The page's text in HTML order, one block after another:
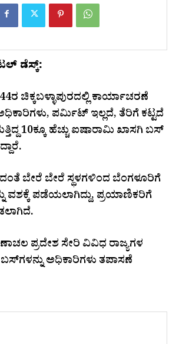
ಡೆಸ್ಕ್:
ಚಿಕ್ಕಬಳ್ಳಾಪುರದಲ್ಲಿ ಕಾರ್ಯಾಚರಣೆ
ಪರ್ಮಿಟ್ ಇಲ್ಲದೆ, ತೆರಿಗೆ ಕಟ್ಟದೆ
10ಕ್ಕೂ ಹೆಚ್ಚು ಐಷಾರಾಮಿ ಖಾಸಗಿ ಬಸ್​
ಬೇರೆ ಬೇರೆ ಸ್ಥಳಗಳಿಂದ ಬೆಂಗಳೂರಿಗೆ
ವಶಕ್ಕೆ ಪಡೆಯಲಾಗಿದ್ದು, ಪ್ರಯಾಣಿಕರಿಗೆ
ಪ್ರದೇಶ ಸೇರಿ ವಿವಿಧ ರಾಜ್ಯಗಳ
ಅಧಿಕಾರಿಗಳು ತಪಾಸಣೆ